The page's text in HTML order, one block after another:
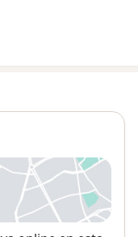
en una nueva